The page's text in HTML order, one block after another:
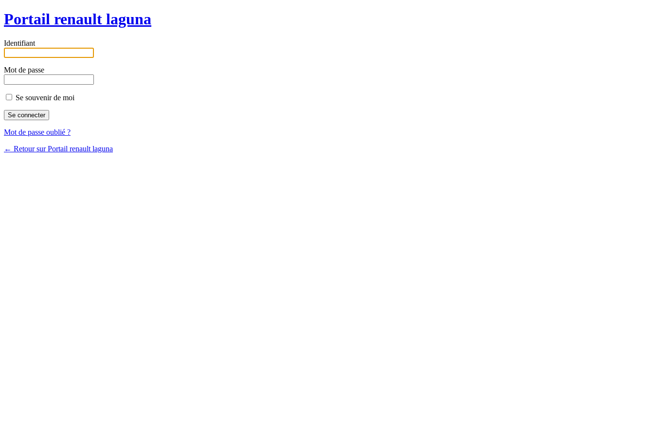
Portail renault laguna
Identifiant
Mot de passe
Se souvenir de moi
Mot de passe oublié ?
← Retour sur Portail renault laguna